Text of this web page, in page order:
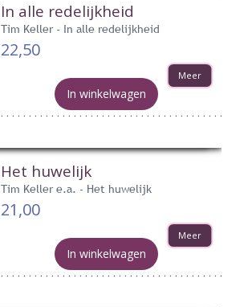
In alle redelijkheid
Tim Keller - In alle redelijkheid
22,50
Meer
In winkelwagen
Het huwelijk
Tim Keller e.a. - Het huwelijk
21,00
Meer
In winkelwagen